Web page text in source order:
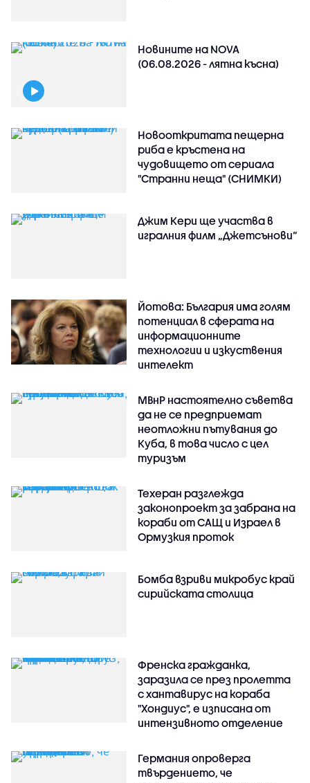
Новините на NOVA
(06.08.2026 - лятна късна)
Новооткритата пещерна
риба е кръстена на
чудовището от сериала
"Странни неща" (СНИМКИ)
Джим Кери ще участва в
игралния филм „Джетсънови“
Йотова: България има голям
потенциал в сферата на
информационните
технологии и изкуствения
интелект
МВнР настоятелно съветва
да не се предприемат
неотложни пътувания до
Куба, в това число с цел
туризъм
Техеран разглежда
законопроект за забрана на
кораби от САЩ и Израел в
Ормузкия проток
Бомба взриви микробус край
сирийската столица
Френска гражданка,
заразила се през пролетта
с хантавирус на кораба
"Хондиус", е изписана от
интензивното отделение
Германия опроверга
твърдението, че